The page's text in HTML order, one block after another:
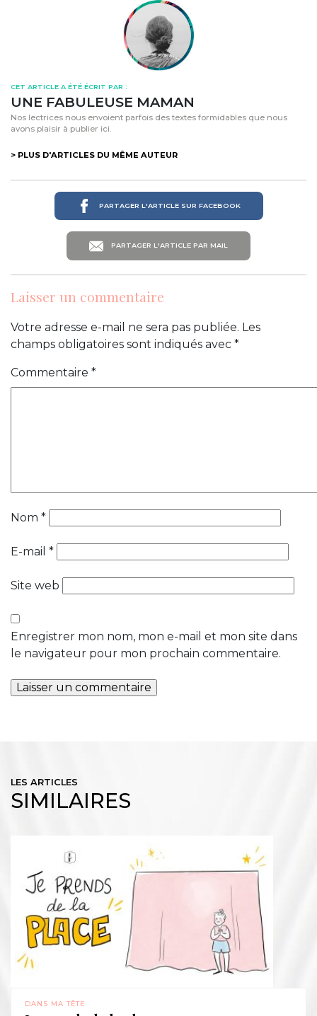
CET ARTICLE A ÉTÉ ÉCRIT PAR :
UNE FABULEUSE MAMAN
Nos lectrices nous envoient parfois des textes formidables que nous
avons plaisir à publier ici.
> PLUS D'ARTICLES DU MÊME AUTEUR
PARTAGER L'ARTICLE SUR FACEBOOK
PARTAGER L'ARTICLE PAR MAIL
Laisser un commentaire
Votre adresse e-mail ne sera pas publiée. Les
champs obligatoires sont indiqués avec *
Commentaire *
Nom *
E-mail *
Site web
Enregistrer mon nom, mon e-mail et mon site dans
le navigateur pour mon prochain commentaire.
LES ARTICLES
SIMILAIRES
DANS MA TÊTE